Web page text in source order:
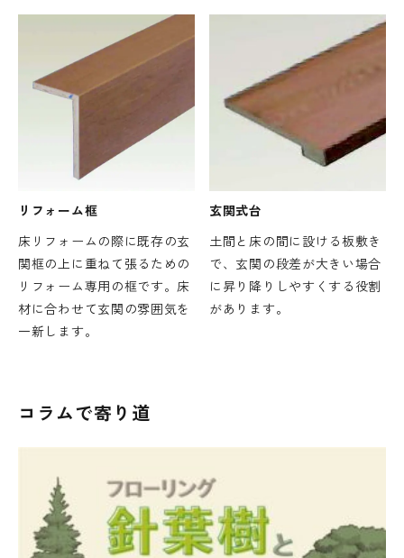
リフォーム框
床リフォームの際に既存の玄
関框の上に重ねて張るための
リフォーム専用の框です。床
材に合わせて玄関の雰囲気を
一新します。
玄関式台
土間と床の間に設ける板敷き
で、玄関の段差が大きい場合
に昇り降りしやすくする役割
があります。
コラムで寄り道